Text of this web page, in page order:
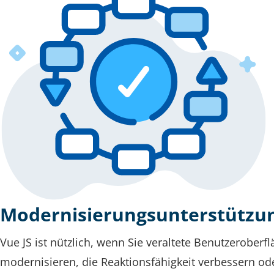
Vue JS ist nützlich, wenn Sie veraltete
modernisieren, die Reaktionsfähigkeit verbessern